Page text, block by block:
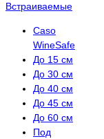
Встраиваемые
Caso
WineSafe
До 15 см
До 30 см
До 40 см
До 45 см
До 60 см
Под